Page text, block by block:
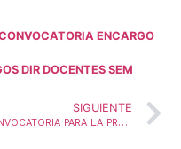
ENCARGO
DIR DOCENTES SEM
SIGUIENTE
CONVOCATORIA PARA LA PROVISIÓN DE CINCO VACANTES DEFINITIVAS DEL CARGO DIRECTIVO DOCENTE – COORDINADOR, MEDIANTE LA MODALIDAD DE ENCARGO, Y CONFORMACIÓN DE LA LISTA DE ELEGIBLES PARA LA VIGENCIA 2025